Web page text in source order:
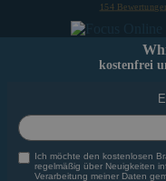
154
kostenfrei
Ich möchte den kostenlosen
regelmäßig über Neuigkeiten
Verarbeitung meiner Daten